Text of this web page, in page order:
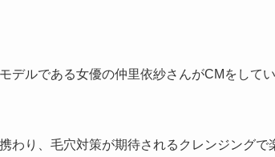
デルである女優の仲里依紗さんがCMをして
わり、毛穴対策が期待されるクレンジングで